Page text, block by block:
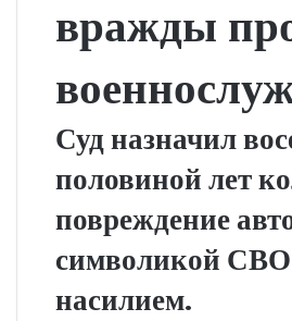
вражды
Суд назначил
половиной лет
повреждение
символикой
насилием.